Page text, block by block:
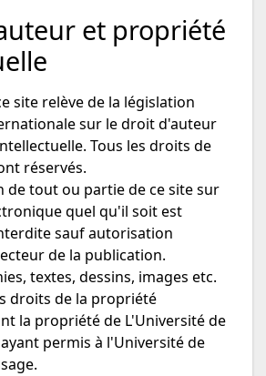
et propriété
site relève de la législation
sur le droit d'auteur
Tous les droits de
réservés.
de tout ou partie de ce site sur
quel qu'il soit est
sauf autorisation
de la publication.
textes, dessins, images etc.
droits de la propriété
la propriété de L'Université de
permis à l'Université de